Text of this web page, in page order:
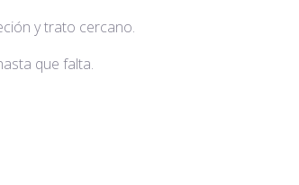
y trato cercano.
que falta.